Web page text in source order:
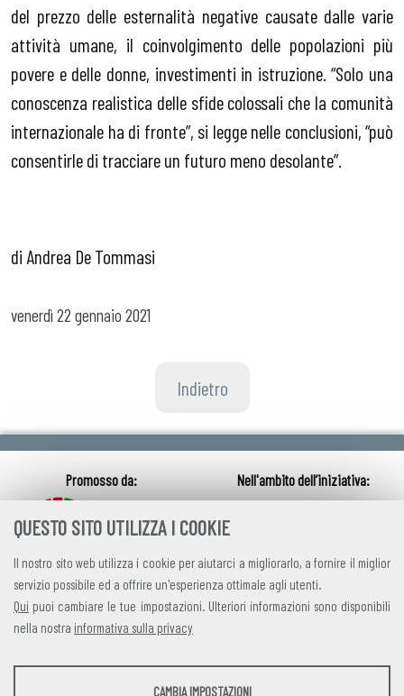
QUESTO SITO UTILIZZA I COOKIE
Il nostro sito web utilizza i cookie per aiutarci a migliorarlo, a fornire il miglior
servizio possibile ed a offrire un'esperienza ottimale agli utenti.
Qui puoi cambiare le tue impostazioni. Ulteriori informazioni sono disponibili
nella nostra informativa sulla privacy
STATISTICHE
CAMBIA IMPOSTAZIONI
del prezzo delle esternalità negative causate dalle varie
attività umane, il coinvolgimento delle popolazioni più
povere e delle donne, investimenti in istruzione. “Solo una
conoscenza realistica delle sfide colossali che la comunità
internazionale ha di fronte”, si legge nelle conclusioni, “può
consentirle di tracciare un futuro meno desolante”.
di Andrea De Tommasi
venerdì 22 gennaio 2021
Indietro
credits|privacy|contatti